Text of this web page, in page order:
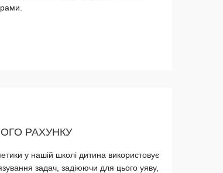
РАХУНКУ
у нашій школі дитина використовує
задач, задіюючи для цього уяву,